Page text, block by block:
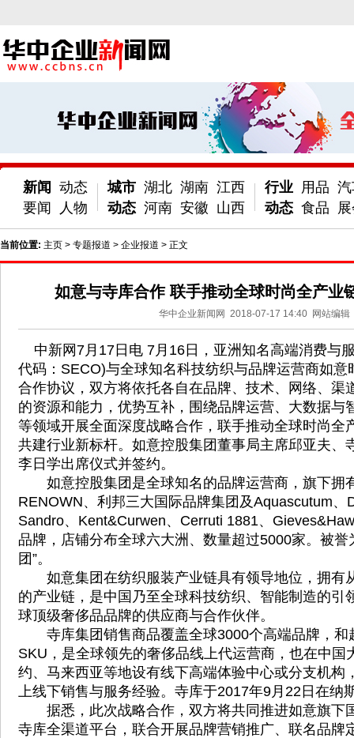
新闻
要闻
动态
人物
城市
动态
湖北 湖南 江西
河南 安徽 山西
行业
动态
用品
食品
当前位置: 主页 > 专题报道 > 企业报道 > 正文
如意与寺库合作 联手推动全球时尚全产业
华中企业新闻网 2018-07-17 14:40 网站编辑
中新网7月17日电 7月16日，亚洲知名高端消费与
代码：SECO)与全球知名科技纺织与品牌运营商如意
合作协议，双方将依托各自在品牌、技术、网络、渠
的资源和能力，优势互补，围绕品牌运营、大数据与
等领域开展全面深度战略合作，联手推动全球时尚全
共建行业新标杆。如意控股集团董事局主席邱亚夫、
李日学出席仪式并签约。
如意控股集团是全球知名的品牌运营商，旗下拥
RENOWN、利邦三大国际品牌集团及Aquascutum、
Sandro、Kent&Curwen、Cerruti 1881、
品牌，店铺分布全球六大洲、数量超过5000家。被誉
团”。
如意集团在纺织服装产业链具有领导地位，拥有
的产业链，是中国乃至全球科技纺织、智能制造的引
球顶级奢侈品品牌的供应商与合作伙伴。
寺库集团销售商品覆盖全球3000个高端品牌，和
SKU，是全球领先的奢侈品线上代运营商，也在中国
约、马来西亚等地设有线下高端体验中心或分支机构
上线下销售与服务经验。寺库于2017年9月22日在纳
据悉，此次战略合作，双方将共同推进如意旗下
寺库全渠道平台，联合开展品牌营销推广、联名品牌